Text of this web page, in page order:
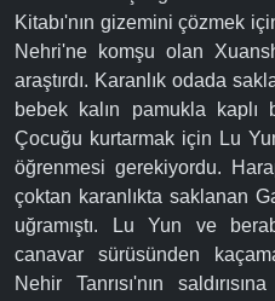
Kitabı'nın gizemini çözmek
Nehri'ne komşu olan
araştırdı. Karanlık odada
bebek kalın pamukla kaplı
Çocuğu kurtarmak için Lu
öğrenmesi gerekiyordu.
çoktan karanlıkta saklanan
uğramıştı. Lu Yun ve
canavar sürüsünden
Nehir Tanrısı'nın